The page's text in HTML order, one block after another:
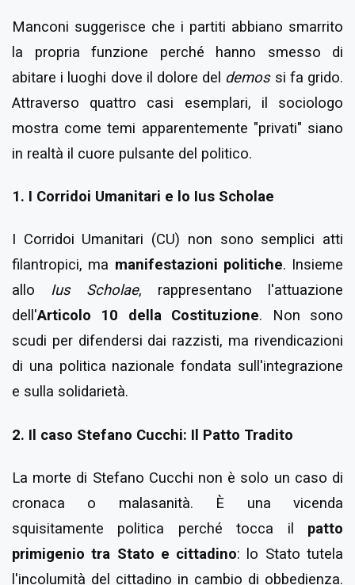
Manconi suggerisce che i partiti abbiano smarrito
la propria funzione perché hanno smesso di
abitare i luoghi dove il dolore del demossi fa grido.
Attraverso quattro casi esemplari, il sociologo
mostra come temi apparentemente "privati" siano
in realtà il cuore pulsante del politico.
1. I Corridoi Umanitari e lo Ius Scholae
I Corridoi Umanitari (CU) non sono semplici atti
filantropici, ma manifestazioni politiche. Insieme
allo Ius Scholae, rappresentano l'attuazione
dell'Articolo 10 della Costituzione. Non sono
scudi per difendersi dai razzisti, ma rivendicazioni
di una politica nazionale fondata sull'integrazione
e sulla solidarietà.
2. Il caso Stefano Cucchi: Il Patto Tradito
La morte di Stefano Cucchi non è solo un caso di
cronaca o malasanità. È una vicenda
squisitamente politica perché tocca il patto
primigenio tra Stato e cittadino: lo Stato tutela
l'incolumità del cittadino in cambio di obbedienza.